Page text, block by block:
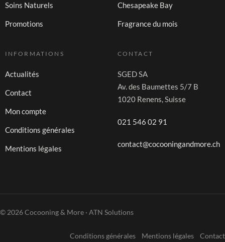
Soins Naturels
Promotions
Chesapeake Bay
Fragrance du mois
INFORMATIONS
Actualités
Contact
Mon compte
Conditions générales
Mentions légales
CONTACT
SGED SA
Av. des Baumettes 5/7 B
1020 Renens, Suisse
021 546 02 91
contact@cocooningandmore.ch
© 2026 Cocooning & More · ATN Solutions
Conditions générales Mentions légales Contact